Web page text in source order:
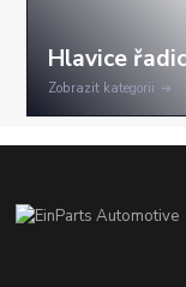
Zobrazit kategorii